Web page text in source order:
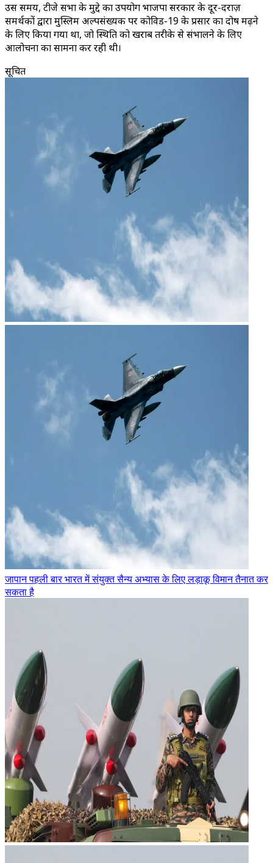
उस समय, टीजे सभा के मुद्दे का उपयोग भाजपा सरकार के दूर-दराज़
समर्थकों द्वारा मुस्लिम अल्पसंख्यक पर कोविड-19 के प्रसार का दोष मढ़ने
के लिए किया गया था, जो स्थिति को खराब तरीके से संभालने के लिए
आलोचना का सामना कर रही थी।
सूचित
जापान पहली बार भारत में संयुक्त सैन्य अभ्यास के लिए लड़ाकू विमान तैनात कर
सकता है